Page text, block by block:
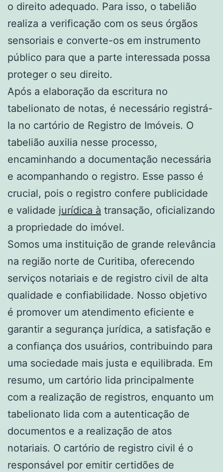
o direito adequado. Para isso, o tabelião
realiza a verificação com os seus órgãos
sensoriais e converte-os em instrumento
público para que a parte interessada possa
proteger o seu direito.
Após a elaboração da escritura no
tabelionato de notas, é necessário registrá-
la no cartório de Registro de Imóveis. O
tabelião auxilia nesse processo,
encaminhando a documentação necessária
e acompanhando o registro. Esse passo é
crucial, pois o registro confere publicidade
e validade jurídica à transação, oficializando
a propriedade do imóvel.
Somos uma instituição de grande relevância
na região norte de Curitiba, oferecendo
serviços notariais e de registro civil de alta
qualidade e confiabilidade. Nosso objetivo
é promover um atendimento eficiente e
garantir a segurança jurídica, a satisfação e
a confiança dos usuários, contribuindo para
uma sociedade mais justa e equilibrada. Em
resumo, um cartório lida principalmente
com a realização de registros, enquanto um
tabelionato lida com a autenticação de
documentos e a realização de atos
notariais. O cartório de registro civil é o
responsável por emitir certidões de